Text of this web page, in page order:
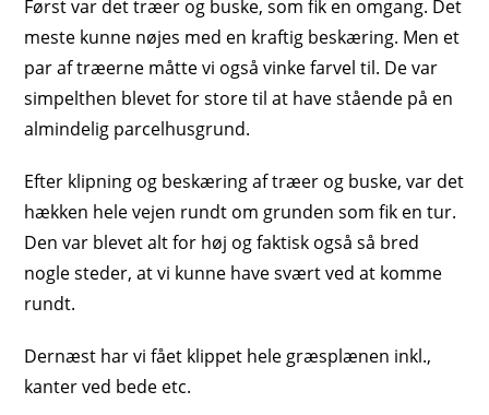
Først var det træer og buske, som fik en omgang. Det
meste kunne nøjes med en kraftig beskæring. Men et
par af træerne måtte vi også vinke farvel til. De var
simpelthen blevet for store til at have stående på en
almindelig parcelhusgrund.
Efter klipning og beskæring af træer og buske, var det
hækken hele vejen rundt om grunden som fik en tur.
Den var blevet alt for høj og faktisk også så bred
nogle steder, at vi kunne have svært ved at komme
rundt.
Dernæst har vi fået klippet hele græsplænen inkl.,
kanter ved bede etc.